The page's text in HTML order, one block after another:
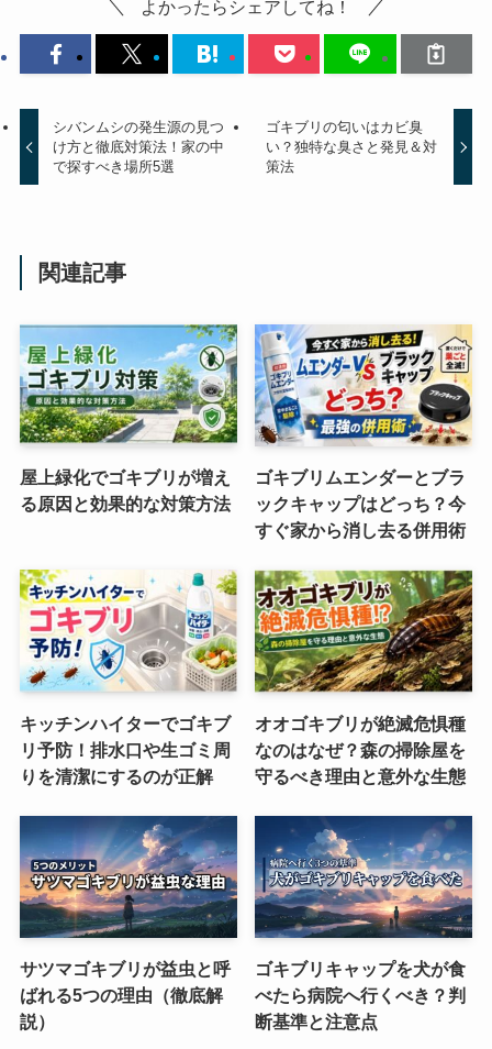
よかったらシェアしてね！
シバンムシの発生源の見つ
け方と徹底対策法！家の中
で探すべき場所5選
ゴキブリの匂いはカビ臭
い？独特な臭さと発見＆対
策法
関連記事
屋上緑化でゴキブリが増え
る原因と効果的な対策方法
ゴキブリムエンダーとブラ
ックキャップはどっち？今
すぐ家から消し去る併用術
キッチンハイターでゴキブ
リ予防！排水口や生ゴミ周
りを清潔にするのが正解
オオゴキブリが絶滅危惧種
なのはなぜ？森の掃除屋を
守るべき理由と意外な生態
サツマゴキブリが益虫と呼
ばれる5つの理由（徹底解
説）
ゴキブリキャップを犬が食
べたら病院へ行くべき？判
断基準と注意点